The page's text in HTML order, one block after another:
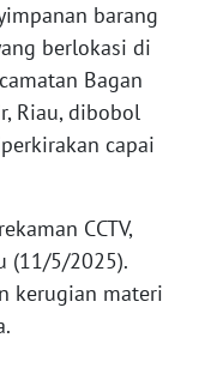
barang
berlokasi di
Bagan
Riau, dibobol
capai
CCTV,
(11/5/2025).
kerugian materi